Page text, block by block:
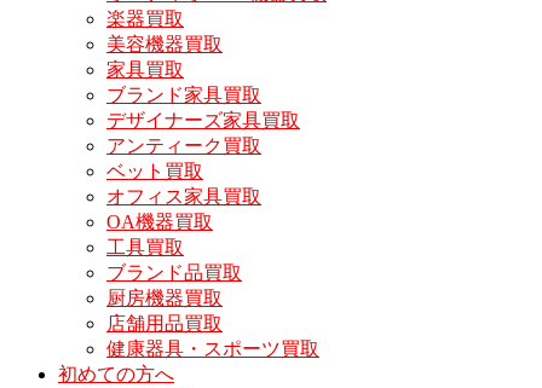
楽器買取
美容機器買取
家具買取
ブランド家具買取
デザイナーズ家具買取
アンティーク買取
ベット買取
オフィス家具買取
OA機器買取
工具買取
ブランド品買取
厨房機器買取
店舗用品買取
健康器具・スポーツ買取
初めての方へ